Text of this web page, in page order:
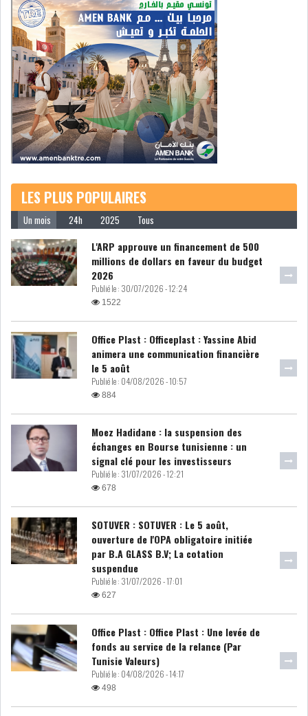
L’ATB RENFORCE SON
ENGAGEMENT AUPRÈS DES...
OFFICE PLAST : UNE LEVÉE DE
FONDS AU SER...
OFFICEPLAST : YASSINE ABID
ANIMERA UNE C...
ENNAKL LÈVE 60 MD SUR LE
FINANCE
FISCALITÉ : LONGUE LISTE
DES ACTIVITÉS Q...
LE CALENDRIER FISCAL ET
LES PLUS POPULAIRES
Un mois 24h 2025 Tous
L'ARP approuve un financement de 500
millions de dollars en faveur du budget
2026
Publié le : 30/07/2026 - 12:24
1522
Office Plast : Officeplast : Yassine Abid
animera une communication financière
le 5 août
Publié le : 04/08/2026 - 10:57
884
Moez Hadidane : la suspension des
échanges en Bourse tunisienne : un
signal clé pour les investisseurs
Publié le : 31/07/2026 - 12:21
678
SOTUVER : SOTUVER : Le 5 août,
ouverture de l'OPA obligatoire initiée
par B.A GLASS B.V; La cotation
suspendue
Publié le : 31/07/2026 - 17:01
627
Office Plast : Office Plast : Une levée de
fonds au service de la relance (Par
Tunisie Valeurs)
Publié le : 04/08/2026 - 14:17
498